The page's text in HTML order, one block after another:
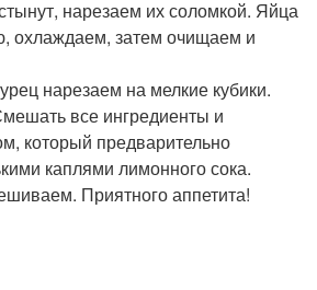
нарезаем их соломкой. Яйца
охлаждаем, затем очищаем и
нарезаем на мелкие кубики.
все ингредиенты и
который предварительно
каплями лимонного сока.
Приятного аппетита!